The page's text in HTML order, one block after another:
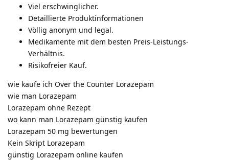
Viel erschwinglicher.
Detaillierte Produktinformationen
Völlig anonym und legal.
Medikamente mit dem besten Preis-Leistungs-
Verhältnis.
Risikofreier Kauf.
wie kaufe ich Over the Counter Lorazepam
wie man Lorazepam
Lorazepam ohne Rezept
wo kann man Lorazepam günstig kaufen
Lorazepam 50 mg bewertungen
Kein Skript Lorazepam
günstig Lorazepam online kaufen